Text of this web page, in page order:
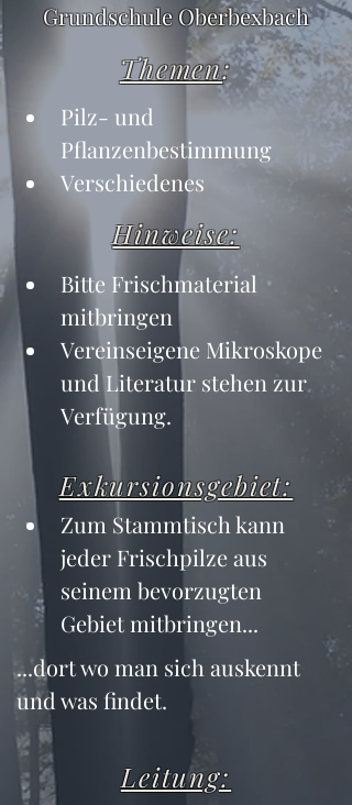
Grundschule Oberbexbach
Themen:
Pilz- und
Pflanzenbestimmung
Verschiedenes
Hinweise:
Bitte Frischmaterial
mitbringen
Vereinseigene Mikroskope
und Literatur stehen zur
Verfügung.
Exkursionsgebiet:
Zum Stammtisch kann
jeder Frischpilze aus
seinem bevorzugten
Gebiet mitbringen...
...dort wo man sich auskennt
und was findet.
Leitung: